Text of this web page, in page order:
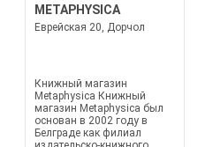
METAPHYSICA
Еврейская 20, Дорчол
Книжный магазин
Metaphysica Книжный
магазин Metaphysica был
основан в 2002 году в
Белграде как филиал